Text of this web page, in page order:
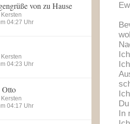
In
von zu Hause
04:27 Uhr
04:23 Uhr
Otto
04:17 Uhr